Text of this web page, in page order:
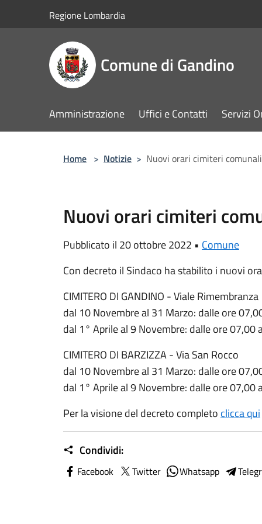
Regione Lombardia
Comune di Gandino
Amministrazione Uffici e Contatti Servizi
Home > Notizie > Nuovi orari cimiteri comunali
Nuovi orari cimiteri
Pubblicato il 20 ottobre 2022 • Comune
Con decreto il Sindaco ha stabilito i nuovi
CIMITERO DI GANDINO - Viale Rimembranza
dal 10 Novembre al 31 Marzo: dalle ore
dal 1° Aprile al 9 Novembre: dalle ore 07,00
CIMITERO DI BARZIZZA - Via San Rocco
dal 10 Novembre al 31 Marzo: dalle ore
dal 1° Aprile al 9 Novembre: dalle ore 07,00
Per la visione del decreto completo clicca qui
Condividi:
Facebook Twitter Whatsapp